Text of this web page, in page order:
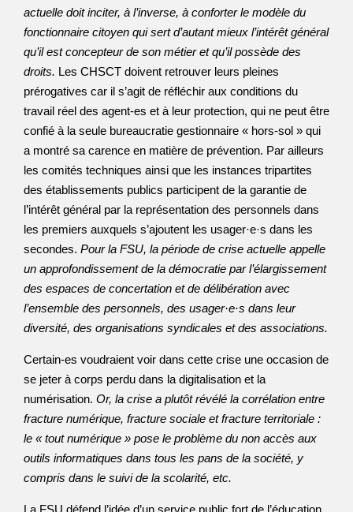
actuelle doit inciter, à l’inverse, à conforter le modèle du
fonctionnaire citoyen qui sert d’autant mieux l’intérêt général
qu’il est concepteur de son métier et qu’il possède des
droits. Les CHSCT doivent retrouver leurs pleines
prérogatives car il s’agit de réfléchir aux conditions du
travail réel des agent-es et à leur protection, qui ne peut être
confié à la seule bureaucratie gestionnaire « hors-sol » qui
a montré sa carence en matière de prévention. Par ailleurs
les comités techniques ainsi que les instances tripartites
des établissements publics participent de la garantie de
l’intérêt général par la représentation des personnels dans
les premiers auxquels s’ajoutent les usager·e·s dans les
secondes. Pour la FSU, la période de crise actuelle appelle
un approfondissement de la démocratie par l’élargissement
des espaces de concertation et de délibération avec
l’ensemble des personnels, des usager·e·s dans leur
diversité, des organisations syndicales et des associations.
Certain-es voudraient voir dans cette crise une occasion de
se jeter à corps perdu dans la digitalisation et la
numérisation. Or, la crise a plutôt révélé la corrélation entre
fracture numérique, fracture sociale et fracture territoriale :
le « tout numérique » pose le problème du non accès aux
outils informatiques dans tous les pans de la société, y
compris dans le suivi de la scolarité, etc.
La FSU défend l’idée d’un service public fort de l’éducation,